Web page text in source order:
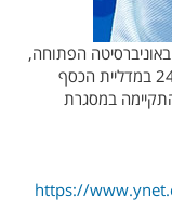
הפתוחה,
חבר הסגל האולימפי בג'ודו, זכה ביום שני 24.6.19 במדליית הכסף
במשקל עד 90 ק"ג, שהתקיימה במסגרת
https://